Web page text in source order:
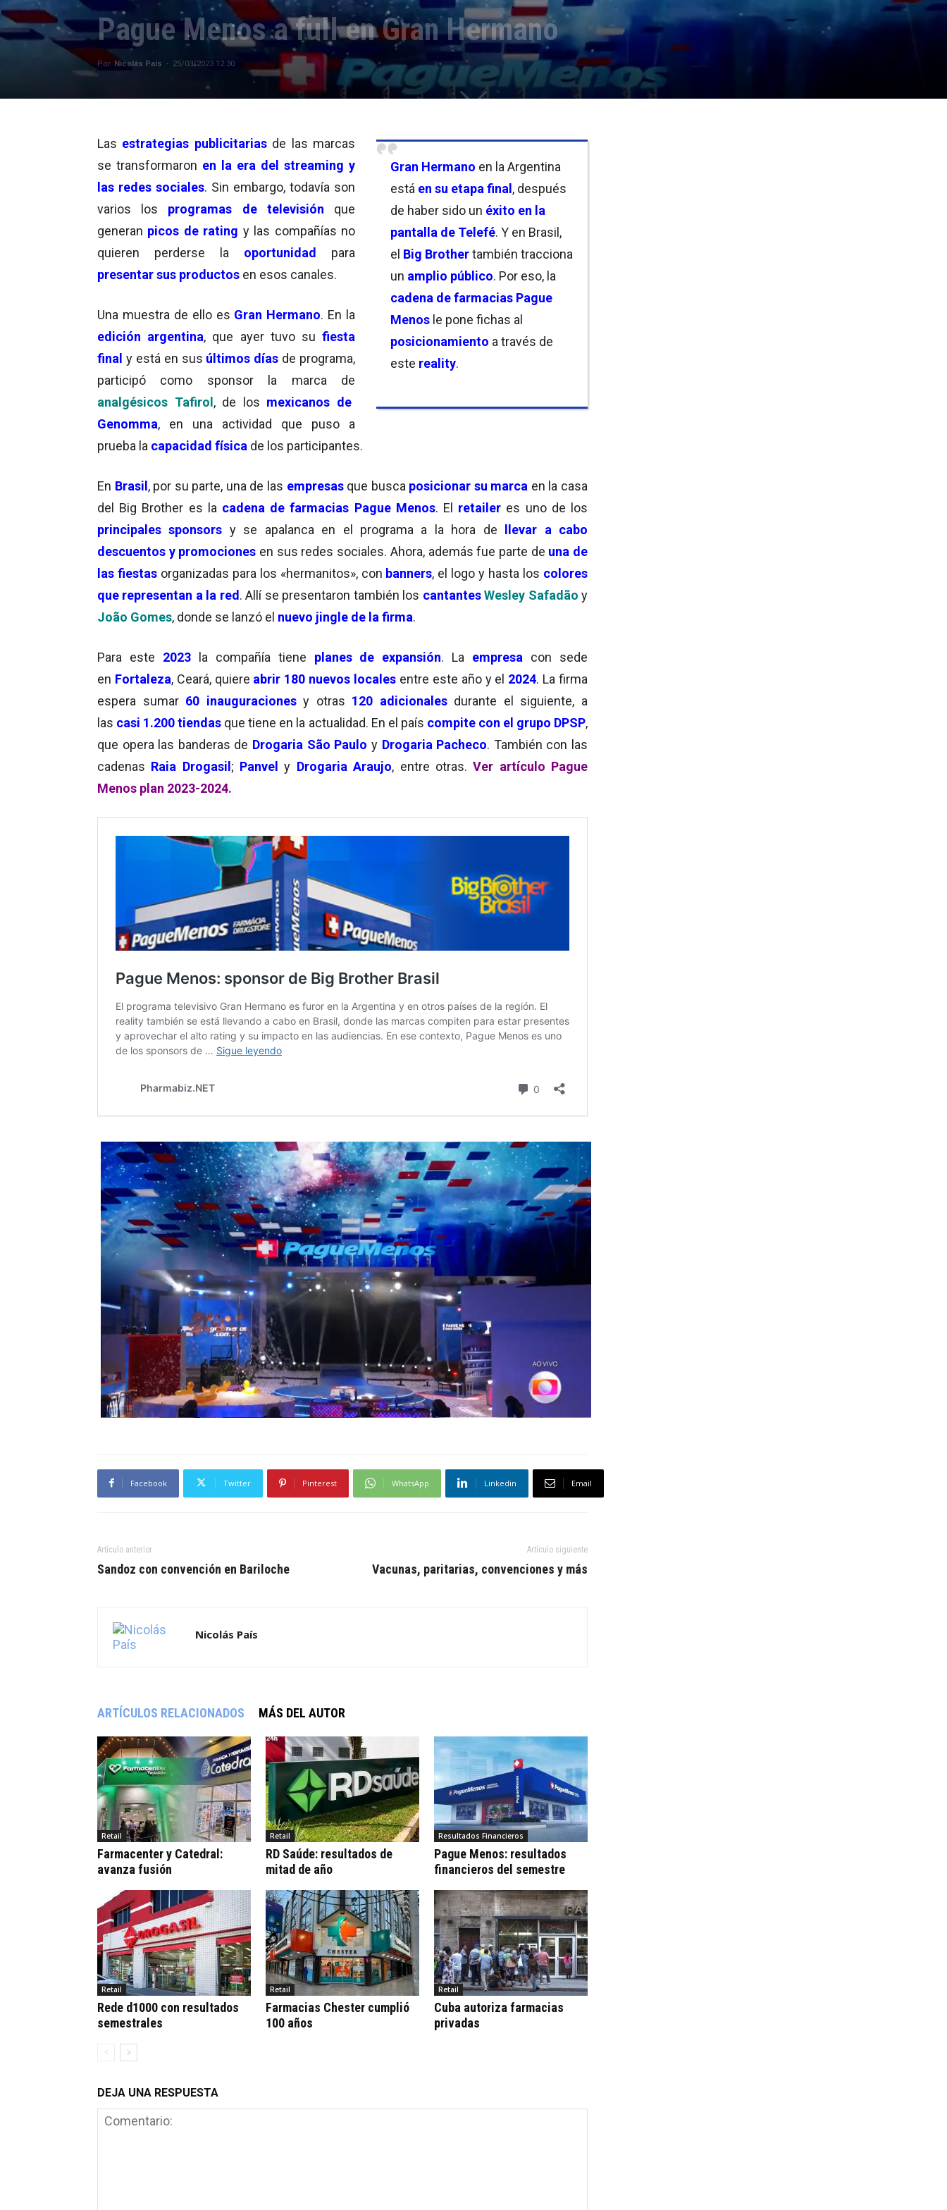
Pague Menos a full en Gran Hermano
Por Nicolás País - 25/03/2023 12:30
Gran Hermano en la Argentina
está en su etapa final, después
de haber sido un éxito en la
pantalla de Telefé. Y en Brasil,
el Big Brothertambién tracciona
un amplio público. Por eso, la
cadena de farmacias Pague
Menos le pone fichas al
posicionamiento a través de
este reality.
Las estrategias publicitariasde las marcas
se transformaron en la era del streaming y
las redes sociales. Sin embargo, todavía son
varios los programas de televisión que
generan picos de rating y las compañías no
quieren perderse la oportunidad para
presentar sus productos en esos canales.
Una muestra de ello es Gran Hermano. En la
edición argentina, que ayer tuvo su fiesta
final y está en sus últimos días de programa,
participó como sponsor la marca de
analgésicos Tafirol, de los mexicanos de
Genomma, en una actividad que puso a
prueba la capacidad física de los participantes.
En Brasil, por su parte, una de las empresasque busca posicionar su marca en la casa
del Big Brother es la cadena de farmacias Pague Menos. El retailer es uno de los
principales sponsors y se apalanca en el programa a la hora de llevar a cabo
descuentos y promociones en sus redes sociales. Ahora, además fue parte de una de
las fiestasorganizadas para los «hermanitos», con banners, el logo y hasta los colores
que representan a la red. Allí se presentaron también los cantantes Wesley Safadão y
João Gomes, donde se lanzó el nuevo jingle de la firma.
Para este 2023la compañía tiene planes de expansión. La empresa
con sede
en Fortaleza, Ceará, quiere abrir 180 nuevos locales entre este año y el 2024. La firma
espera sumar 60 inauguracionesy otras 120 adicionales durante el siguiente, a
las casi 1.200 tiendas que tiene en la actualidad. En el país compite con el grupo DPSP,
que opera las banderas de Drogaria São Paulo y Drogaria Pacheco. También con las
cadenas Raia Drogasil; Panvel y Drogaria Araujo, entre otras. Ver artículo Pague
Menos plan 2023-2024.
Facebook Twitter Pinterest WhatsApp Linkedin Email
Artículo anterior
Sandoz con convención en Bariloche
Artículo siguiente
Vacunas, paritarias, convenciones y más
Nicolás País
ARTÍCULOS RELACIONADOS MÁS DEL AUTOR
Retail
Farmacenter y Catedral:
avanza fusión
Retail
RD Saúde: resultados de
mitad de año
Resultados Financieros
Pague Menos: resultados
financieros del semestre
Retail
Rede d1000 con resultados
semestrales
Retail
Farmacias Chester cumplió
100 años
Retail
Cuba autoriza farmacias
privadas
DEJA UNA RESPUESTA